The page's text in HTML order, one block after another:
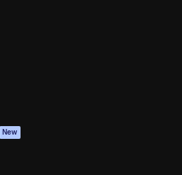
New